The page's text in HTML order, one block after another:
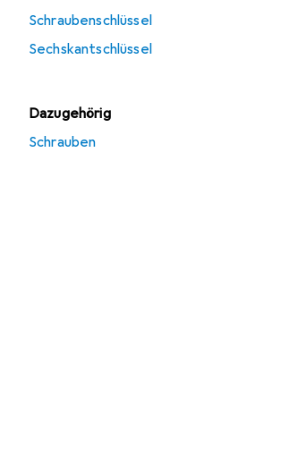
Schraubenschlüssel
Sechskantschlüssel
Dazugehörig
Schrauben